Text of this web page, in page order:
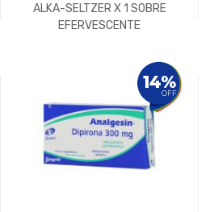
ALKA-SELTZER X 1 SOBRE
EFERVESCENTE
14%
OFF